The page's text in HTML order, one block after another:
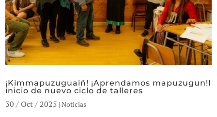
¡Kimmapuzuguaiñ! ¡Aprendamos mapuzugun!I
inicio de nuevo ciclo de talleres
30 / Oct / 2025 |Noticias